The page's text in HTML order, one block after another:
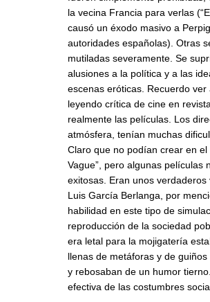
la vecina Francia para verlas
causó un éxodo masivo a
autoridades españolas). Otras
mutiladas severamente. Se
alusiones a la política y a las
escenas eróticas. Recuerdo
leyendo crítica de cine en
realmente las películas. Los
atmósfera, tenían muchas
Claro que no podían crear en
Vague”, pero algunas películas
exitosas. Eran unos
Luis García Berlanga, por
habilidad en este tipo de
reproducción de la sociedad
era letal para la mojigatería
llenas de metáforas y de
y rebosaban de un humor
efectiva de las costumbres